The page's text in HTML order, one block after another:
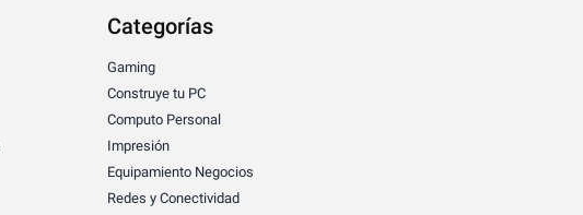
Categorías
Gaming
Construye tu PC
Computo Personal
Impresión
Equipamiento Negocios
Redes y Conectividad